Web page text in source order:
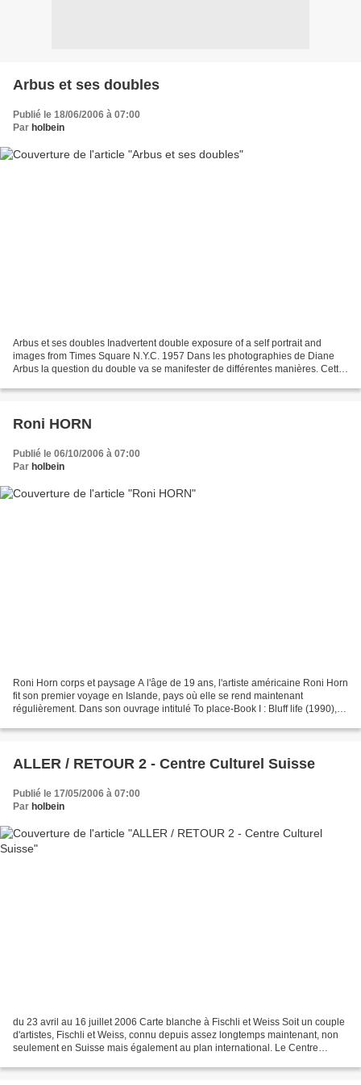
Arbus et ses doubles
Publié le 18/06/2006 à 07:00
Par holbein
Arbus et ses doubles Inadvertent double exposure of a self portrait and
images from Times Square N.Y.C. 1957 Dans les photographies de Diane
Arbus la question du double va se manifester de différentes manières. Cette
Roni HORN
Publié le 06/10/2006 à 07:00
Par holbein
Roni Horn corps et paysage A l'âge de 19 ans, l'artiste américaine Roni Horn
fit son premier voyage en Islande, pays où elle se rend maintenant
régulièrement. Dans son ouvrage intitulé To place-Book I : Bluff life (1990),
ALLER / RETOUR 2 - Centre Culturel Suisse
Publié le 17/05/2006 à 07:00
Par holbein
du 23 avril au 16 juillet 2006 Carte blanche à Fischli et Weiss Soit un couple
d'artistes, Fischli et Weiss, connu depuis assez longtemps maintenant, non
seulement en Suisse mais également au plan international. Le Centre